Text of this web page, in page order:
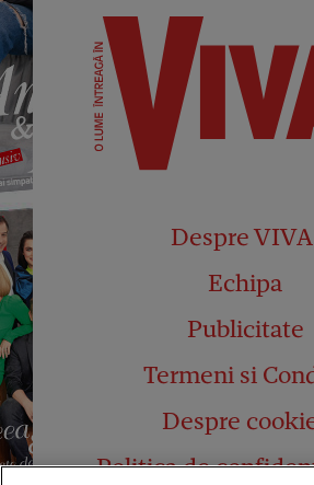
Despre
Echipa
Publicitate
Termeni si
Despre
Politica de